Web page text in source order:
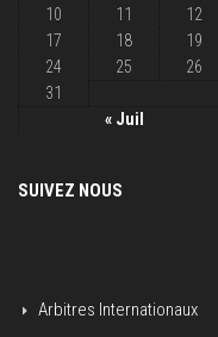
« Juil
10
11 12
17
18 19
24
25 26
31
SUIVEZ NOUS
Arbitres Internationaux